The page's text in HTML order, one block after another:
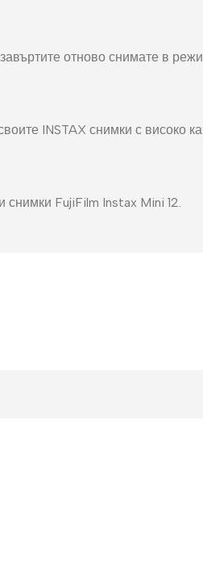
отново снимате в
INSTAX снимки с високо
FujiFilm Instax Mini 12.